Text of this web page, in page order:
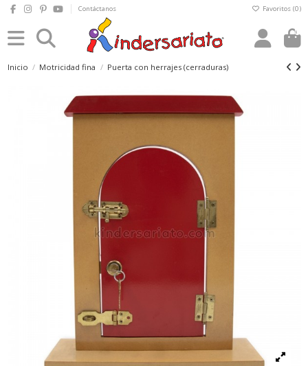
Contáctanos Favoritos (0)
0
Inicio Motricidad fina Puerta con herrajes (cerraduras)